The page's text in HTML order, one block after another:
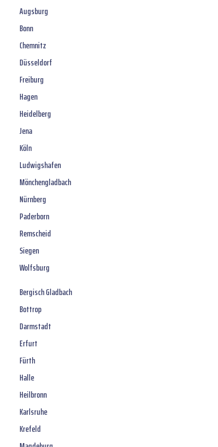
Augsburg
Bonn
Chemnitz
Düsseldorf
Freiburg
Hagen
Heidelberg
Jena
Köln
Ludwigshafen
Mönchengladbach
Nürnberg
Paderborn
Remscheid
Siegen
Wolfsburg
Bergisch Gladbach
Bottrop
Darmstadt
Erfurt
Fürth
Halle
Heilbronn
Karlsruhe
Krefeld